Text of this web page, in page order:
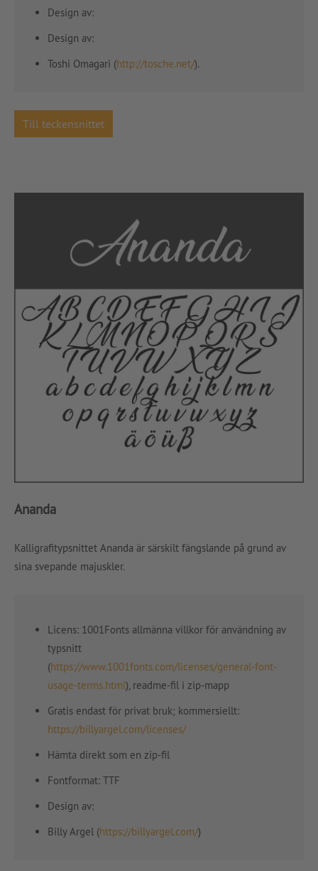
Design av:
Design av:
Toshi Omagari (http://tosche.net/).
Till teckensnittet
Ananda
Kalligrafitypsnittet Ananda är särskilt fängslande på grund av
sina svepande majuskler.
Licens: 1001Fonts allmänna villkor för användning av
typsnitt
(https://www.1001fonts.com/licenses/general-font-
usage-terms.html), readme-fil i zip-mapp
Gratis endast för privat bruk; kommersiellt:
https://billyargel.com/licenses/
Hämta direkt som en zip-fil
Fontformat: TTF
Design av:
Billy Argel (https://billyargel.com/)